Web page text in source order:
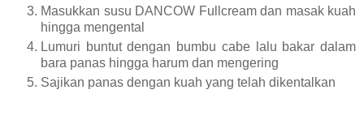
Masukkan susu DANCOW Fullcream dan masak kuah
hingga mengental
Lumuri buntut dengan bumbu cabe lalu bakar dalam
bara panas hingga harum dan mengering
Sajikan panas dengan kuah yang telah dikentalkan